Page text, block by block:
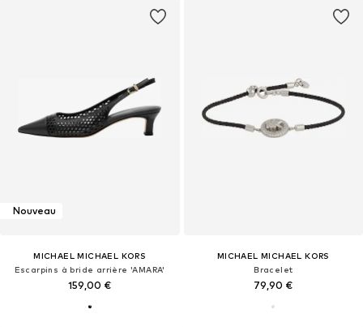
Nouveau
MICHAEL MICHAEL KORS
Escarpins à bride arrière 'AMARA'
159,00 €
MICHAEL MICHAEL KORS
Bracelet
79,90 €